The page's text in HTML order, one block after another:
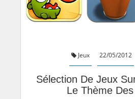
Jeux 22/05/2012
Sélection De Jeux
Le Thème